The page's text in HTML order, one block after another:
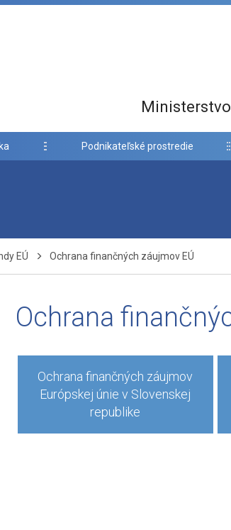
Ministerstvo
Podnikateľské prostredie
EÚ Ochrana finančných záujmov EÚ
Ochrana
Ochrana finančných záujmov
Európskej únie v Slovenskej
republike